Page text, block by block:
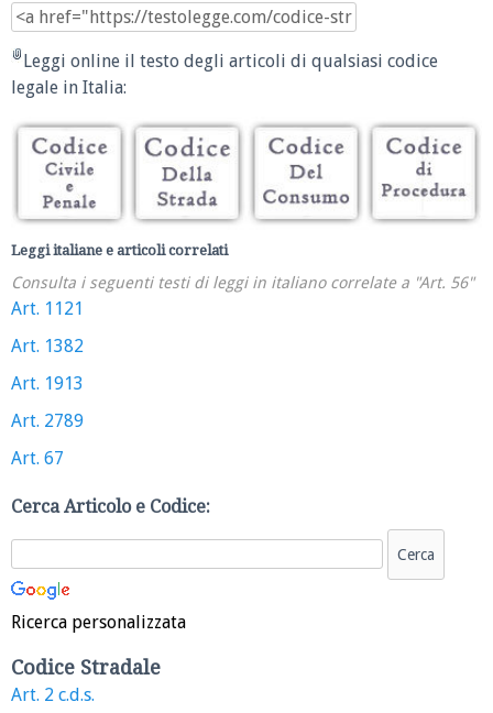
Leggi online il testo degli articoli di qualsiasi codice
legale in Italia:
Leggi italiane e articoli correlati
Consulta i seguenti testi di leggi in italiano correlate a "Art. 56"
Art. 1121
Art. 1382
Art. 1913
Art. 2789
Art. 67
Cerca Articolo e Codice:
Ricerca personalizzata
Codice Stradale
Art. 2 c.d.s.